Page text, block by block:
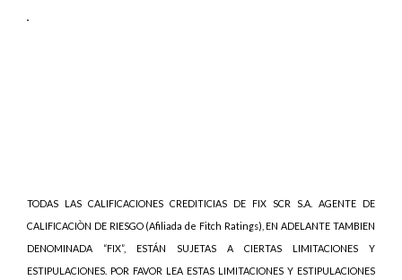
TODAS LAS CALIFICACIONES CREDITICIAS DE FIX SCR S.A. AGENTE DE
CALIFICACIÒN DE RIESGO (Afiliada de Fitch Ratings), EN ADELANTE TAMBIEN
DENOMINADA “FIX”, ESTÁN SUJETAS A CIERTAS LIMITACIONES Y
ESTIPULACIONES. POR FAVOR LEA ESTAS LIMITACIONES Y ESTIPULACIONES